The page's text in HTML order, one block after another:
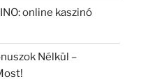
online kaszinó
Nélkül –